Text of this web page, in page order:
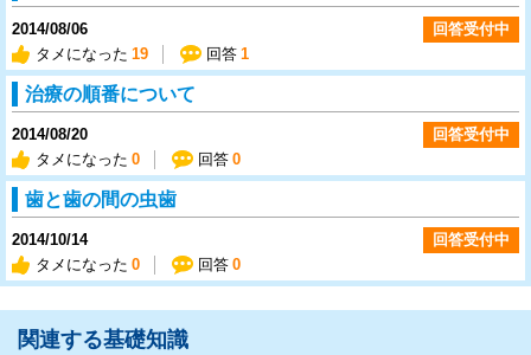
2014/08/06
タメになった 19 回答 1
回答受付中
治療の順番について
2014/08/20
タメになった 0 回答 0
回答受付中
歯と歯の間の虫歯
2014/10/14
タメになった 0 回答 0
回答受付中
関連する基礎知識